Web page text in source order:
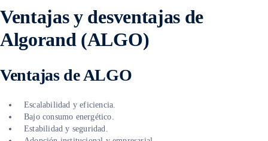
Ventajas y desventajas de
Algorand (ALGO)
Ventajas de ALGO
Escalabilidad y eficiencia.
Bajo consumo energético.
Estabilidad y seguridad.